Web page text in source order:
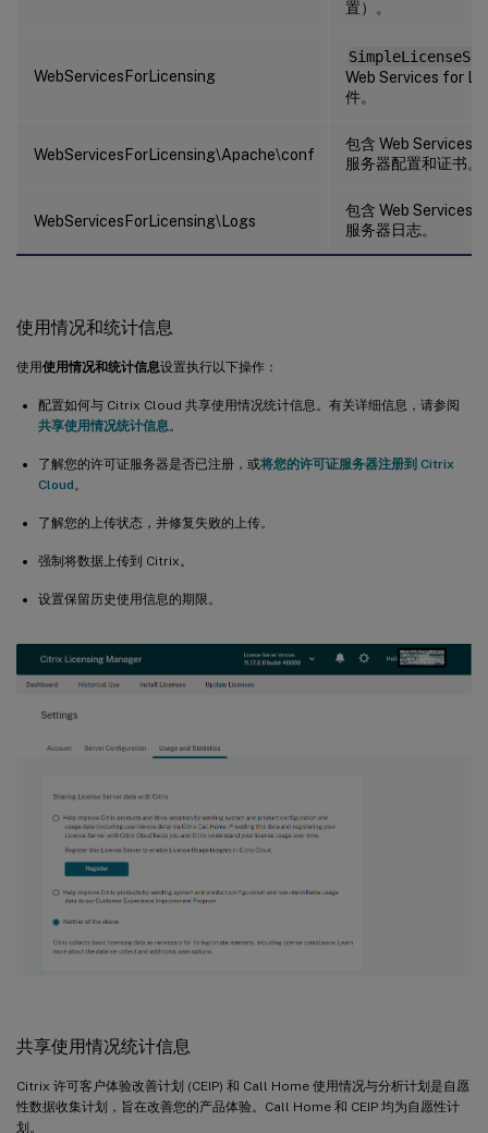
置）。
WebServicesForLicensing
Web Services for
件。
WebServicesForLicensing\Apache\conf
包含 Web Services
服务器配置和证书。
WebServicesForLicensing\Logs
包含 Web Services
服务器日志。
使用情况和统计信息
使用使用情况和统计信息设置执行以下操作：
配置如何与 Citrix Cloud 共享使用情况统计信息。有关详细信息，请参阅
共享使用情况统计信息。
了解您的许可证服务器是否已注册，或将您的许可证服务器注册到 Citrix
Cloud。
了解您的上传状态，并修复失败的上传。
强制将数据上传到 Citrix。
设置保留历史使用信息的期限。
共享使用情况统计信息
Citrix 许可客户体验改善计划 (CEIP) 和 Call Home 使用情况与分析计划是自愿
性数据收集计划，旨在改善您的产品体验。Call Home 和 CEIP 均为自愿性计
划。